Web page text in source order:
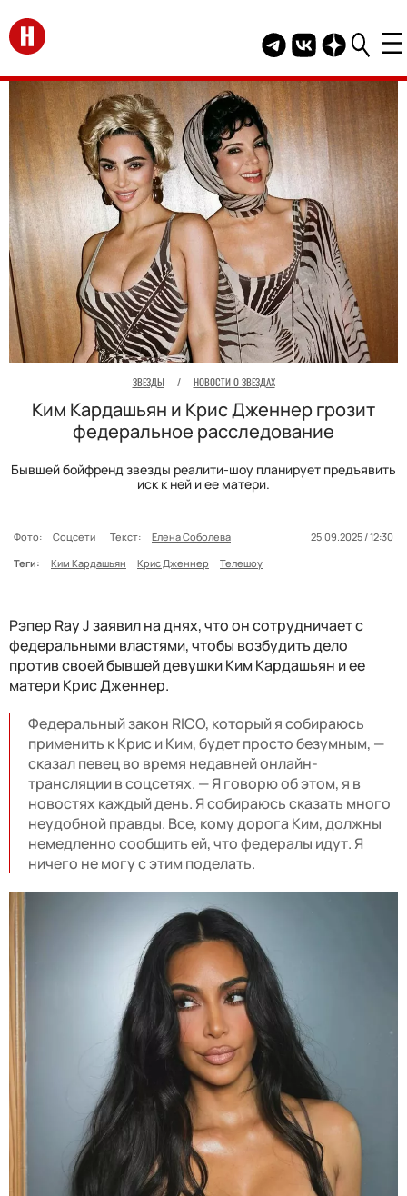
Перейти на главную
Telegram канал
Группа HELLO
Канал
ЗВЕЗДЫ / НОВОСТИ О ЗВЕЗДАХ
Ким Кардашьян и Крис Дженнер грозит
федеральное расследование
Бывшей бойфренд звезды реалити-шоу планирует предъявить
иск к ней и ее матери.
Фото: Соцсети Текст: Елена Соболева
25.09.2025 / 12:30
Теги:
Ким Кардашьян Крис Дженнер Телешоу
Рэпер Ray J заявил на днях, что он сотрудничает с
федеральными властями, чтобы возбудить дело
против своей бывшей девушки Ким Кардашьян и ее
матери Крис Дженнер.
Федеральный закон RICO, который я собираюсь
применить к Крис и Ким, будет просто безумным, —
сказал певец во время недавней онлайн-
трансляции в соцсетях. — Я говорю об этом, я в
новостях каждый день. Я собираюсь сказать много
неудобной правды. Все, кому дорога Ким, должны
немедленно сообщить ей, что федералы идут. Я
ничего не могу с этим поделать.